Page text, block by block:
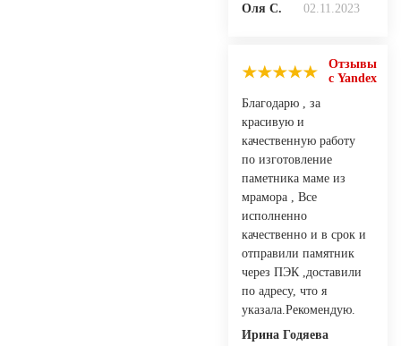
Оля С.
02.11.2023
Отзывы
с Yandex
Благодарю , за
красивую и
качественную работу
по изготовление
паметника маме из
мрамора , Все
исполненно
качественно и в срок и
отправили памятник
через ПЭК ,доставили
по адресу, что я
указала.Рекомендую.
Ирина Годяева